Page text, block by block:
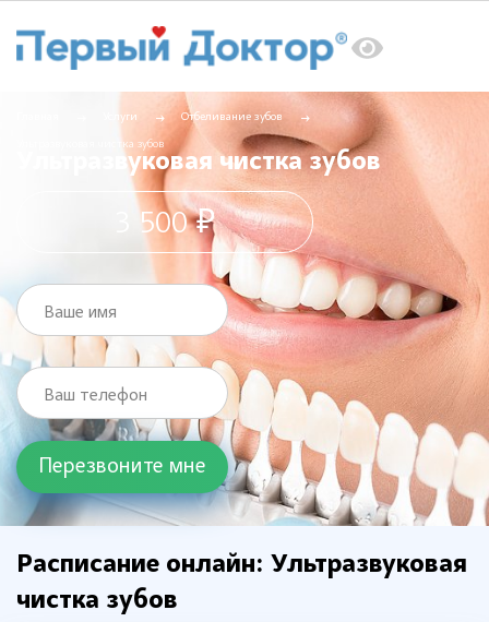
Услуги Отбеливание зубов
Ультразвуковая чистка зубов
Ультразвуковая чистка зубов
3 500 ₽
Ваше имя
Ваш телефон
Расписание онлайн: Ультразвуковая
чистка зубов